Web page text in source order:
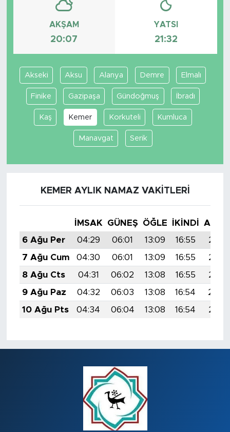
AKŞAM
20:07
YATSI
21:32
Akseki Aksu Alanya Demre Elmalı
Finike Gazipaşa Gündoğmuş İbradı
Kaş Kemer Korkuteli Kumluca
Manavgat Serik
KEMER AYLIK NAMAZ VAKITLERI
İMSAK GÜNEŞ ÖĞLE İKINDI
6 Ağu Per
04:29 06:01 13:09 16:55
7 Ağu Cum
04:30 06:01 13:09 16:55
8 Ağu Cts
04:31 06:02 13:08 16:55
9 Ağu Paz
04:32 06:03 13:08 16:54
10 Ağu Pts
04:34 06:04 13:08 16:54